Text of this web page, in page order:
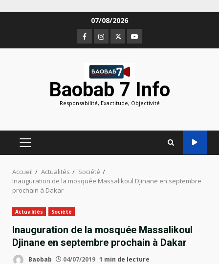
07/08/2026
Facebook
Instagram
TwitterYoutube
Baobab 7 Info
Responsabilité, Exactitude, Objectivité
MENU
PRINCIPAL
Accueil Actualités
Société
Inauguration de la mosquée Massalikoul Djinane en septembre
prochain à Dakar
Actualités Société
Inauguration de la mosquée Massalikoul
Djinane en septembre prochain à Dakar
Baobab 04/07/2019 1 min de lecture